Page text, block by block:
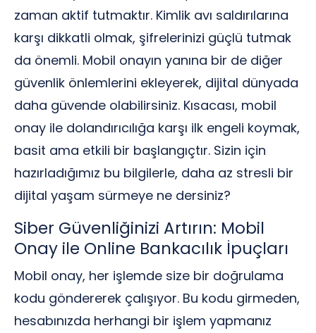
zaman aktif tutmaktır. Kimlik avı saldırılarına
karşı dikkatli olmak, şifrelerinizi güçlü tutmak
da önemli. Mobil onayın yanına bir de diğer
güvenlik önlemlerini ekleyerek, dijital dünyada
daha güvende olabilirsiniz. Kısacası, mobil
onay ile dolandırıcılığa karşı ilk engeli koymak,
basit ama etkili bir başlangıçtır. Sizin için
hazırladığımız bu bilgilerle, daha az stresli bir
dijital yaşam sürmeye ne dersiniz?
Siber Güvenliğinizi Artırın: Mobil
Onay ile Online Bankacılık İpuçları
Mobil onay, her işlemde size bir doğrulama
kodu göndererek çalışıyor. Bu kodu girmeden,
hesabınızda herhangi bir işlem yapmanız